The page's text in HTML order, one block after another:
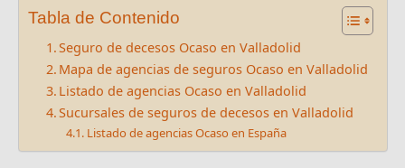
Tabla de Contenido
Seguro de decesos Ocaso en Valladolid
Mapa de agencias de seguros Ocaso en Valladolid
Listado de agencias Ocaso en Valladolid
Sucursales de seguros de decesos en Valladolid
Listado de agencias Ocaso en España